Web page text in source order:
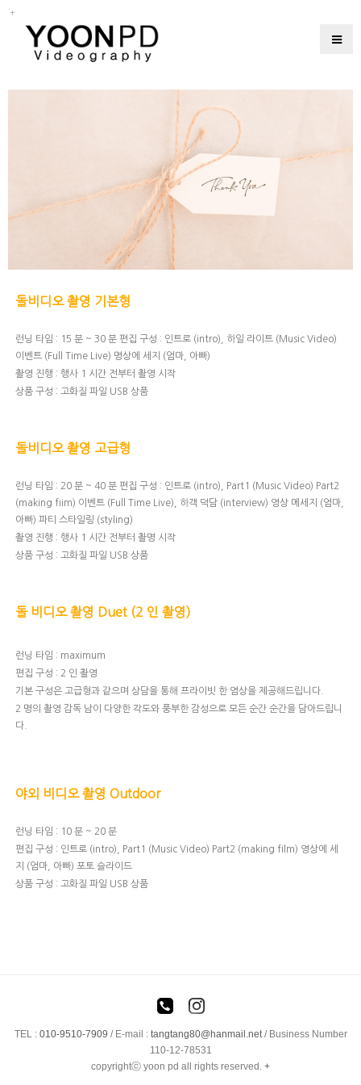
돌비디오 촬영 기본형
런닝 타임 : 15 분 ~ 30 분 편집 구성 : 인트로 (intro), 하일 라이트 (Music Video)
이벤트 (Full Time Live) 명상에 세지 (엄마, 아빠)
촬영 진행 : 행사 1 시간 전부터 촬영 시작
상품 구성 : 고화질 파일 USB 상품
돌비디오 촬영 고급형
런닝 타임 : 20 분 ~ 40 분 편집 구성 : 인트로 (intro), Part1 (Music Video) Part2
(making fiim) 이벤트 (Full Time Live), 하객 덕담 (interview) 영상 메세지 (엄마,
아빠) 파티 스타일링 (styling)
촬영 진행 : 행사 1 시간 전부터 촬명 시작
상품 구성 : 고화질 파일 USB 상품
돌 비디오 촬영 Duet (2 인 촬영)
런닝 타임 : maximum
편집 구성 : 2 인 촬영
기본 구성은 고급형과 같으며 상담을 통해 프라이빗 한 염상을 제공해드립니다.
2 명의 촬영 감독 남이 다양한 각도와 풍부한 감성으로 모든 순간 순간을 담아드립니
다.
야외 비디오 촬영 Outdoor
런닝 타임 : 10 분 ~ 20 분
편집 구성 : 인트로 (intro), Part1 (Music Video) Part2 (making film) 영상에 세
지 (엄마, 아빠) 포토 슬라이드
상품 구성 : 고화질 파일 USB 상품
TEL : 010-9510-7909 / E-mail : tangtang80@hanmail.net/ Business Number
110-12-78531
copyrightⓒ yoon pd all rights reserved. +